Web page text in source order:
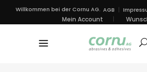
Willkommen bei der Cornu AG. AGB
Mein Account